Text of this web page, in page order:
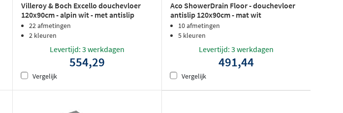
Villeroy & Boch Excello douchevloer
120x90cm - alpin wit - met antislip
22 afmetingen
2 kleuren
Levertijd: 3 werkdagen
554,29
Vergelijk
Aco ShowerDrain Floor - douchevloer
antislip 120x90cm - mat wit
10 afmetingen
5 kleuren
Levertijd: 3 werkdagen
491,44
Vergelijk